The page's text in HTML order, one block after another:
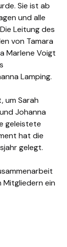
Sie ist ab
und alle
Leitung des
von Tamara
Marlene Voigt
Lamping.
um Sarah
Johanna
geleistete
hat die
gelegt.
Mitgliedern ein